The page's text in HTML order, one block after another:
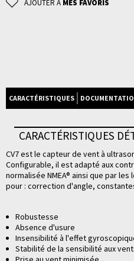
AJOUTER À MES FAVORIS
CARACTÉRISTIQUES
CARACTÉRISTIQUES
CV7 est le capteur de vent à
Configurable, il est adapté aux
normalisée NMEA® ainsi que par
pour : correction d'angle,
Robustesse
Absence d'usure
Insensibilité à l'effet
Stabilité de la sensibilité aux